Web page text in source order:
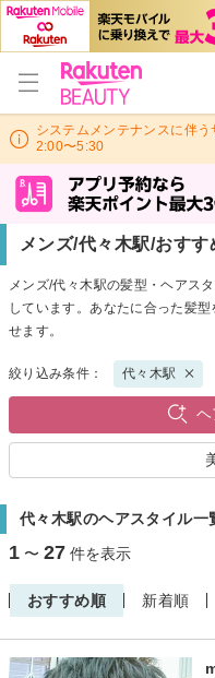
システムメンテナンスに伴
2:00〜5:30
メンズ/代々木駅/おす
メンズ/代々木駅の髪型・ヘアス
しています。あなたに合った髪
せます。
絞り込み条件： 代々木駅
ヘ
代々木駅のヘアスタイル一
1 〜 27 件を表示
おすすめ順 新着順